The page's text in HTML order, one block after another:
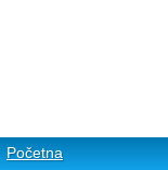
Početna